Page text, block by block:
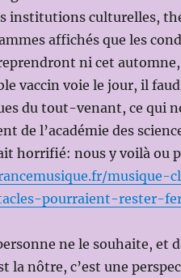
institutions culturelles,
affichés que les
ni cet
vaccin voie le jour, il
du tout-venant, ce qui
de l’académie des
horrifié: nous y voilà ou
musique-
pourraient-rester-
ne le souhaite, et
la nôtre, c’est une